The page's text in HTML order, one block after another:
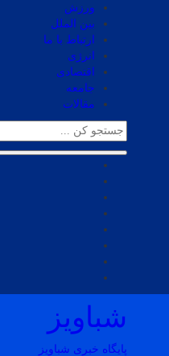
ورزش
بین الملل
ارتباط با ما
انرژی
اقتصادی
جامعه
مقالات
شباویز
پایگاه خبری شباویز